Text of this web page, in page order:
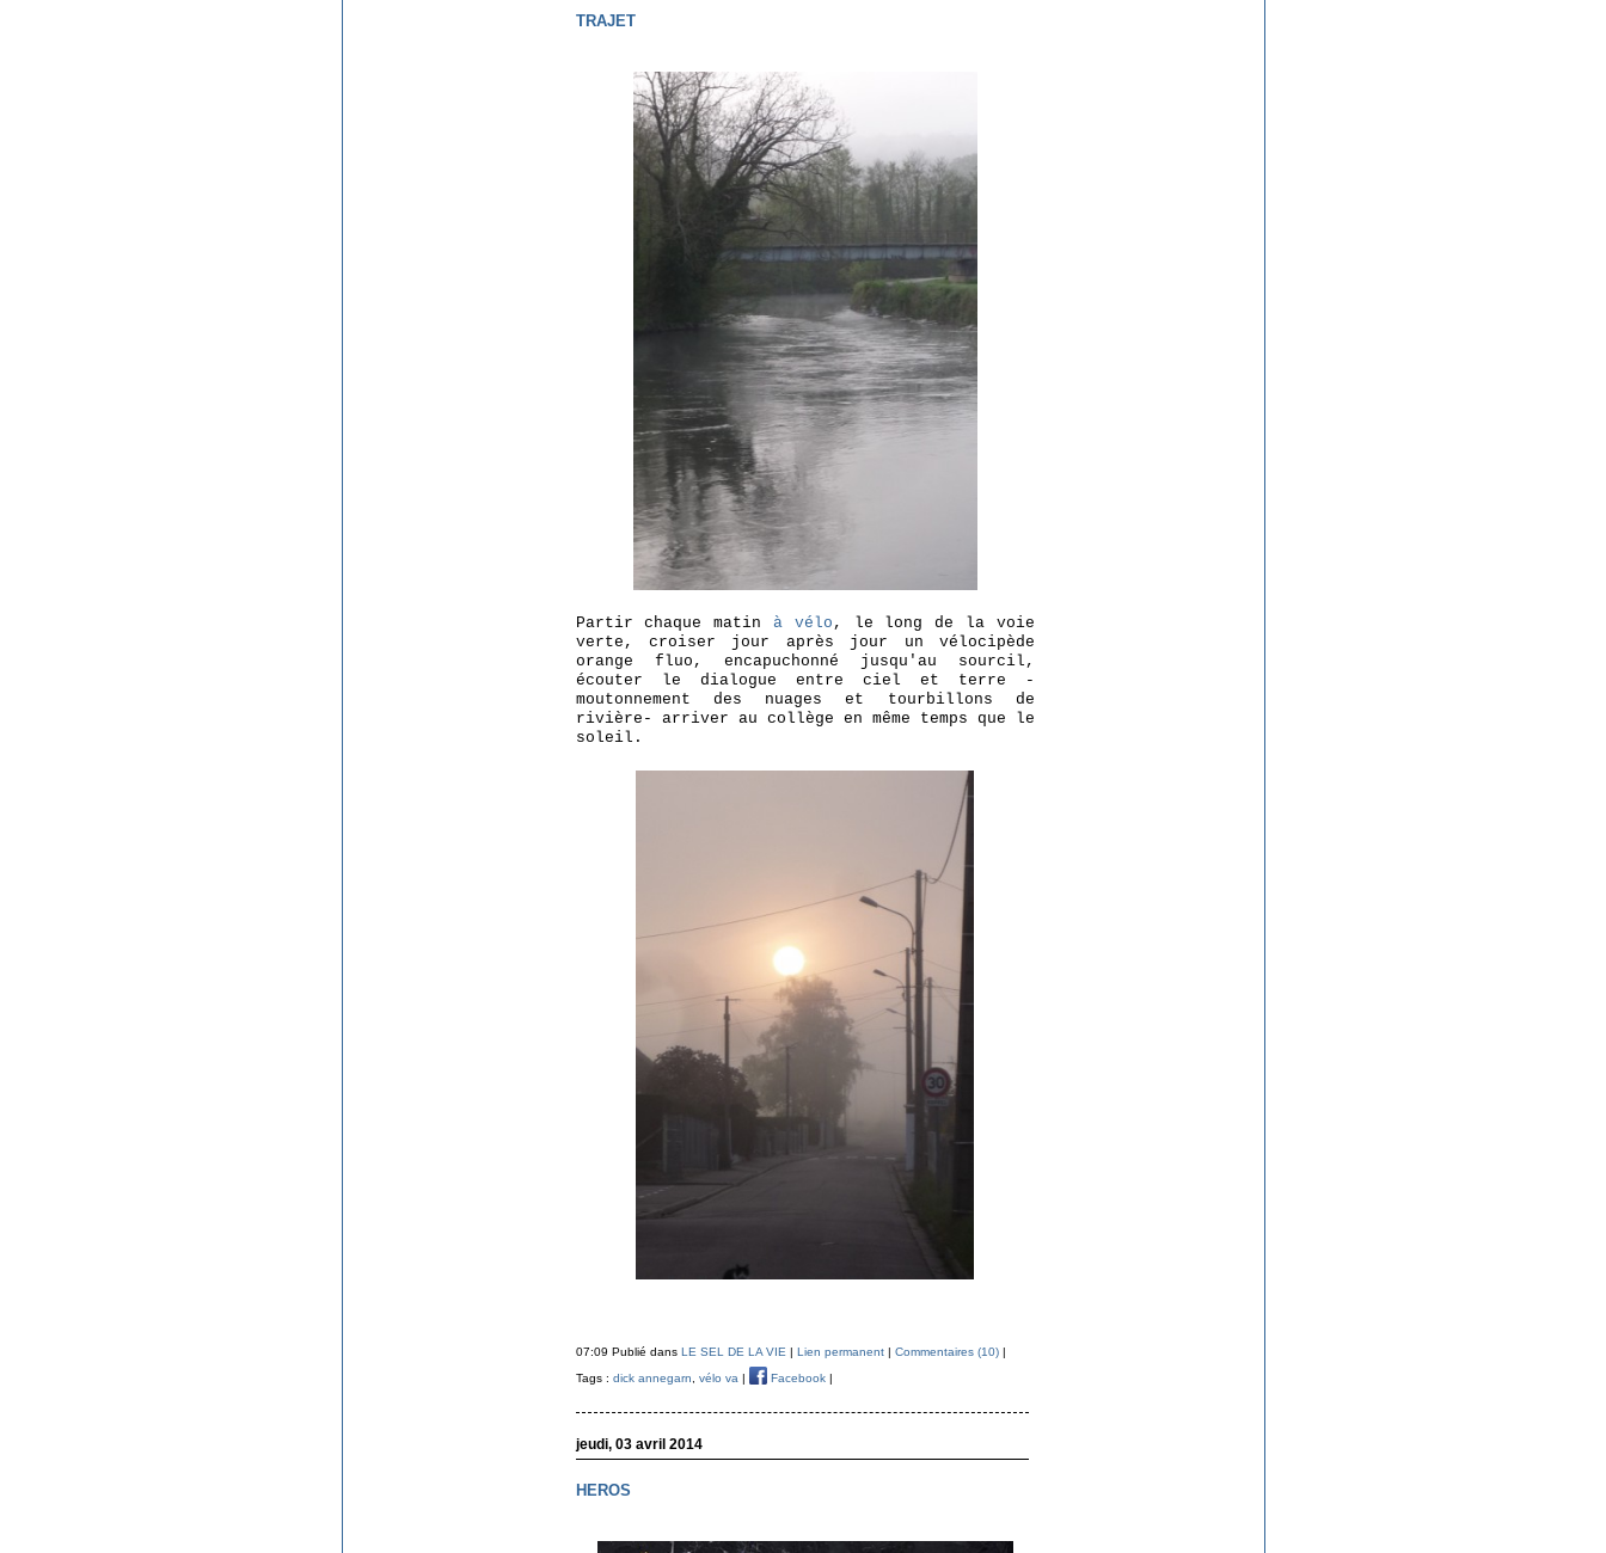
TRAJET
Partir chaque matin à vélo , le long de la voie
verte, croiser jour après jour un vélocipède
orange fluo, encapuchonné jusqu'au sourcil,
écouter le dialogue entre ciel et terre -
moutonnement des nuages et tourbillons de
rivière- arriver au collège en même temps que le
soleil.
07:09 Publié dans LE SEL DE LA VIE | Lien permanent| Commentaires (10)|
Tags : dick annegarn vélo va | Facebook|
jeudi, 03 avril 2014
HEROS